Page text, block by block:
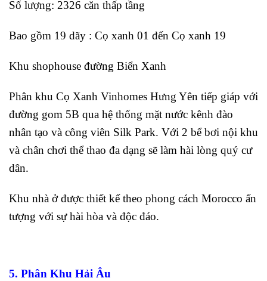
Số lượng: 2326 căn thấp tầng
Bao gồm 19 dãy : Cọ xanh 01 đến Cọ xanh 19
Khu shophouse đường Biển Xanh
Phân khu Cọ Xanh Vinhomes Hưng Yên tiếp giáp với
đường gom 5B qua hệ thống mặt nước kênh đào
nhân tạo và công viên Silk Park. Với 2 bể bơi nội khu
và chân chơi thể thao đa dạng sẽ làm hài lòng quý cư
dân.
Khu nhà ở được thiết kế theo phong cách Morocco ấn
tượng với sự hài hòa và độc đáo.
5. Phân Khu Hải Âu